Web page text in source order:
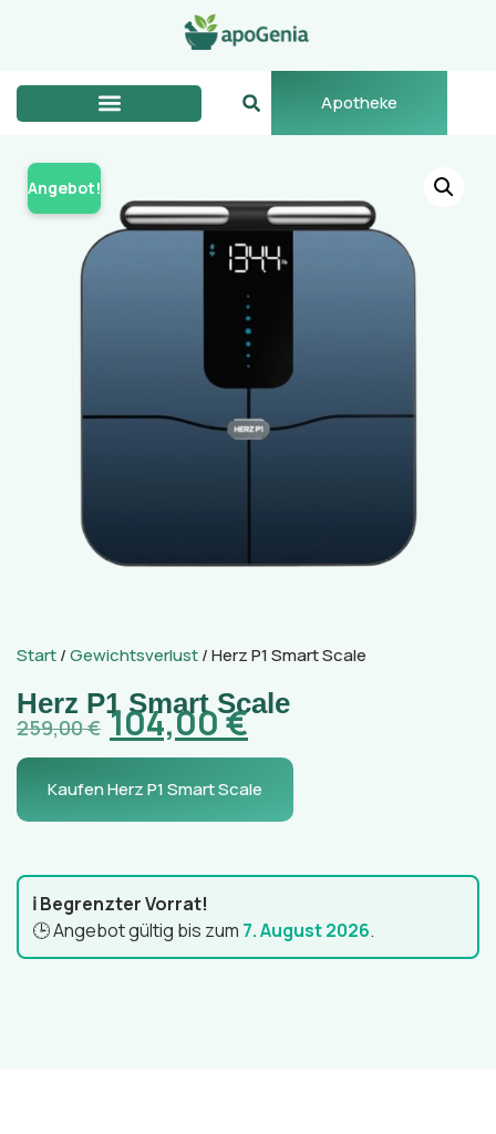
Apotheke
Angebot!
Start/Gewichtsverlust/ Herz P1 Smart Scale
Herz P1 Smart Scale
259,00€ 104,00€
Kaufen Herz P1 Smart Scale
ℹ️ Begrenzter Vorrat!
🕒 Angebot gültig bis zum 7. August 2026.